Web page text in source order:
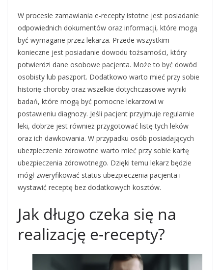
W procesie zamawiania e-recepty istotne jest posiadanie
odpowiednich dokumentów oraz informacji, które mogą
być wymagane przez lekarza. Przede wszystkim
konieczne jest posiadanie dowodu tożsamości, który
potwierdzi dane osobowe pacjenta. Może to być dowód
osobisty lub paszport. Dodatkowo warto mieć przy sobie
historię choroby oraz wszelkie dotychczasowe wyniki
badań, które mogą być pomocne lekarzowi w
postawieniu diagnozy. Jeśli pacjent przyjmuje regularnie
leki, dobrze jest również przygotować listę tych leków
oraz ich dawkowania. W przypadku osób posiadających
ubezpieczenie zdrowotne warto mieć przy sobie kartę
ubezpieczenia zdrowotnego. Dzięki temu lekarz będzie
mógł zweryfikować status ubezpieczenia pacjenta i
wystawić receptę bez dodatkowych kosztów.
Jak długo czeka się na
realizację e-recepty?